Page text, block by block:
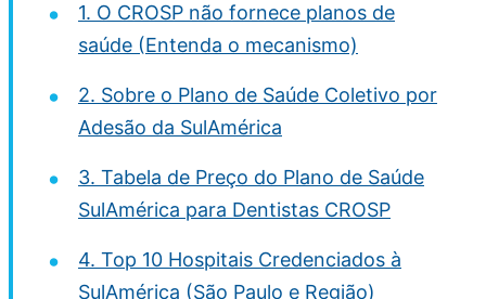
1. O CROSP não fornece planos de
saúde (Entenda o mecanismo)
2. Sobre o Plano de Saúde Coletivo por
Adesão da SulAmérica
3. Tabela de Preço do Plano de Saúde
SulAmérica para Dentistas CROSP
4. Top 10 Hospitais Credenciados à
SulAmérica (São Paulo e Região)